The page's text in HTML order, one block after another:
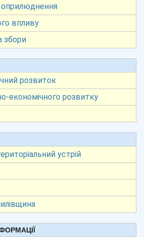
впливу
збори
розвиток
економічного розвитку
устрій